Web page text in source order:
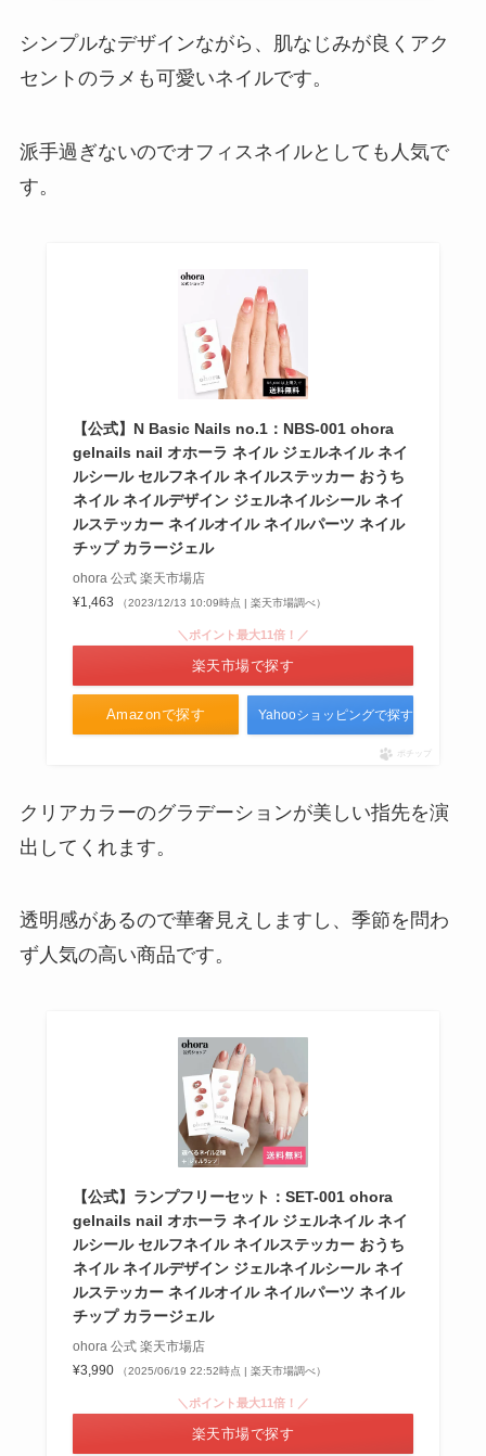
シンプルなデザインながら、肌なじみが良くアク
セントのラメも可愛いネイルです。
派手過ぎないのでオフィスネイルとしても人気で
す。
【公式】N Basic Nails no.1：NBS-001 ohora
gelnails nail オホーラ ネイル ジェルネイル ネイ
ルシール セルフネイル ネイルステッカー おうち
ネイル ネイルデザイン ジェルネイルシール ネイ
ルステッカー ネイルオイル ネイルパーツ ネイル
チップ カラージェル
ohora 公式 楽天市場店
¥1,463
（2023/12/13 10:09時点 | 楽天市場調べ）
Amazonで探す
＼ポイント最大11倍！／
楽天市場で探す
Yahooショッピングで探す
ポチップ
クリアカラーのグラデーションが美しい指先を演
出してくれます。
透明感があるので華奢見えしますし、季節を問わ
ず人気の高い商品です。
【公式】ランプフリーセット：SET-001 ohora
gelnails nail オホーラ ネイル ジェルネイル ネイ
ルシール セルフネイル ネイルステッカー おうち
ネイル ネイルデザイン ジェルネイルシール ネイ
ルステッカー ネイルオイル ネイルパーツ ネイル
チップ カラージェル
ohora 公式 楽天市場店
¥3,990
（2025/06/19 22:52時点 | 楽天市場調べ）
＼ポイント最大11倍！／
楽天市場で探す